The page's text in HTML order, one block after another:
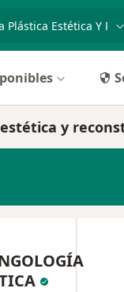
enfermedad
y